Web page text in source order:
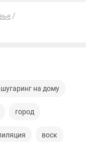
шугаринг на дому
город
воск